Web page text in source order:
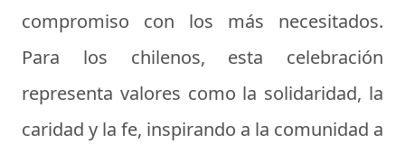
compromiso con los más necesitados.
Para los chilenos, esta celebración
representa valores como la solidaridad, la
caridad y la fe, inspirando a la comunidad a